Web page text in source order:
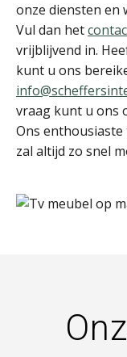
onze diensten en
Vul dan het
vrijblijvend in.
kunt u ons
vraag kunt u ons
Ons
zal altijd zo snel